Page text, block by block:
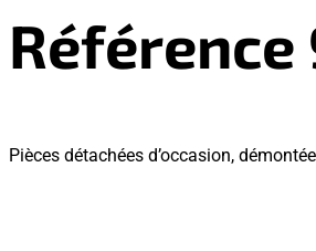
Référence
Pièces détachées d’occasion,